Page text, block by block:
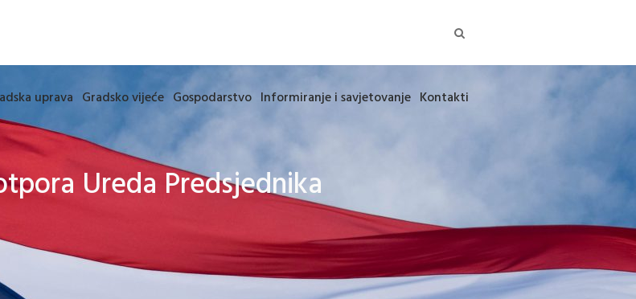
uprava Gradsko vijeće Gospodarstvo Informiranje i savjetovanje Kontakti
Ureda Predsjednika